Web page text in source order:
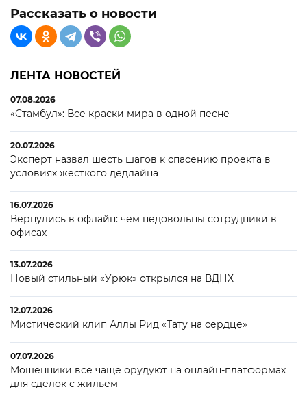
Рассказать о новости
ЛЕНТА НОВОСТЕЙ
07.08.2026
«Стамбул»: Все краски мира в одной песне
20.07.2026
Эксперт назвал шесть шагов к спасению проекта в
условиях жесткого дедлайна
16.07.2026
Вернулись в офлайн: чем недовольны сотрудники в
офисах
13.07.2026
Новый стильный «Урюк» открылся на ВДНХ
12.07.2026
Мистический клип Аллы Рид «Тату на сердце»
07.07.2026
Мошенники все чаще орудуют на онлайн-платформах
для сделок с жильем